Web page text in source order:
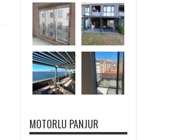
MOTORLU PANJUR